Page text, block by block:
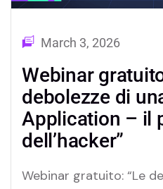
March 3, 2026
Webinar
debolezze di
Application – il
dell’hacker”
Webinar gratuito: “Le